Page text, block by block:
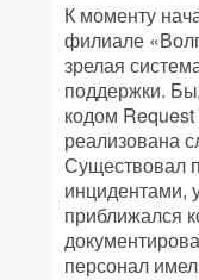
К моменту
филиале
зрелая
поддержки.
кодом
реализована
Существовал
инцидентами,
приближался
персонал